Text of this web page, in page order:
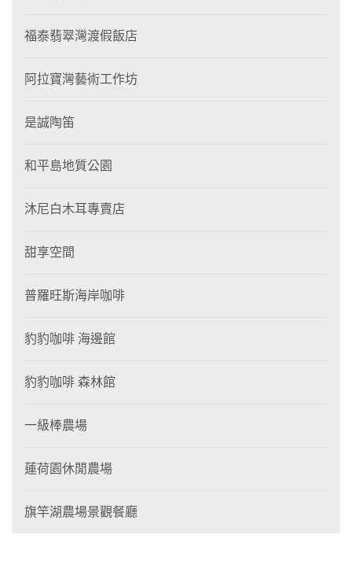
福泰翡翠灣渡假飯店
阿拉寶灣藝術工作坊
是誠陶笛
和平島地質公園
沐尼白木耳專賣店
甜享空間
普羅旺斯海岸咖啡
豹豹咖啡 海邊館
豹豹咖啡 森林館
一級棒農場
蓮荷園休閒農場
旗竿湖農場景觀餐廳